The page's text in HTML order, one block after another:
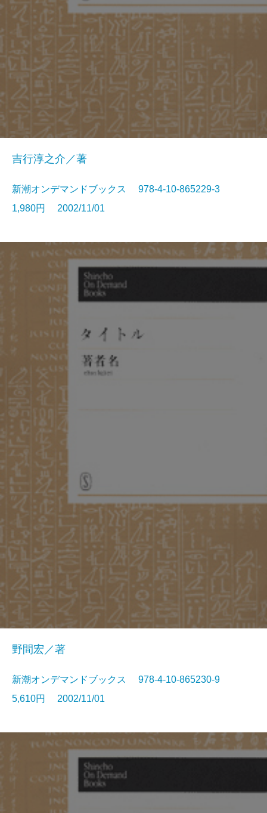
吉行淳之介／著
新潮オンデマンドブックス 978-4-10-865229-3
1,980円 2002/11/01
野間宏／著
新潮オンデマンドブックス 978-4-10-865230-9
5,610円 2002/11/01